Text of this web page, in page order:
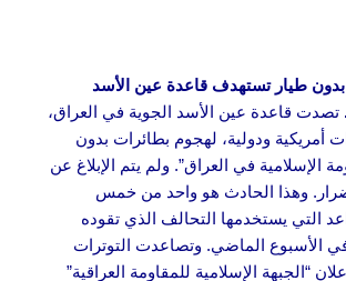
بدون طيار تستهدف قاعدة عين الأسد
تصدت قاعدة عين الأسد الجوية في العراق،
أمريكية ودولية، لهجوم بطائرات بدون
الإسلامية في العراق”. ولم يتم الإبلاغ عن
وهذا الحادث هو واحد من خمس
التي يستخدمها التحالف الذي تقوده
في الأسبوع الماضي. وتصاعدت التوترات
“الجبهة الإسلامية للمقاومة العراقية”